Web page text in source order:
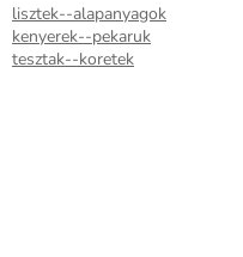
lisztek--alapanyagok
kenyerek--pekaruk
tesztak--koretek